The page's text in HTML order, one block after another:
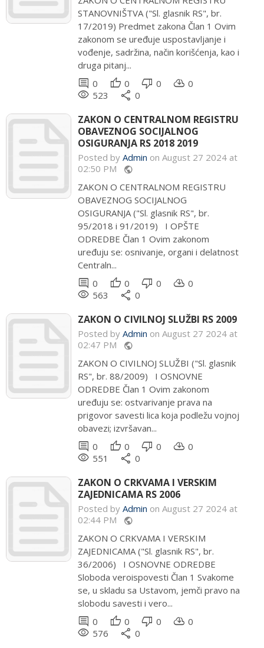
STANOVNIŠTVA ("Sl. glasnik RS", br.
17/2019) Predmet zakona Član 1 Ovim
zakonom se uređuje uspostavljanje i
vođenje, sadržina, način korišćenja, kao i
druga pitanj...
comment 0 thumb_up 0 thumb_down 0 cloud_download 0
remove_red_eye 523 share 0
ZAKON O CENTRALNOM REGISTRU
OBAVEZNOG SOCIJALNOG
OSIGURANJA RS 2018 2019
Posted by Admin on August 27 2024 at
02:50 PM public
ZAKON O CENTRALNOM REGISTRU
OBAVEZNOG SOCIJALNOG
OSIGURANJA ("Sl. glasnik RS", br.
95/2018 i 91/2019) I OPŠTE
ODREDBE Član 1 Ovim zakonom
uređuju se: osnivanje, organi i delatnost
Centraln...
comment 0 thumb_up 0 thumb_down 0 cloud_download 0
remove_red_eye 563 share 0
ZAKON O CIVILNOJ SLUŽBI RS 2009
Posted by Admin on August 27 2024 at
02:47 PM public
ZAKON O CIVILNOJ SLUŽBI ("Sl. glasnik
RS", br. 88/2009) I OSNOVNE
ODREDBE Član 1 Ovim zakonom
uređuju se: ostvarivanje prava na
prigovor savesti lica koja podležu vojnoj
obavezi; izvršavan...
comment 0 thumb_up 0 thumb_down 0 cloud_download 0
remove_red_eye 551 share 0
ZAKON O CRKVAMA I VERSKIM
ZAJEDNICAMA RS 2006
Posted by Admin on August 27 2024 at
02:44 PM public
ZAKON O CRKVAMA I VERSKIM
ZAJEDNICAMA ("Sl. glasnik RS", br.
36/2006) I OSNOVNE ODREDBE
Sloboda veroispovesti Član 1 Svakome
se, u skladu sa Ustavom, jemči pravo na
slobodu savesti i vero...
comment 0 thumb_up 0 thumb_down 0 cloud_download 0
remove_red_eye 576 share 0